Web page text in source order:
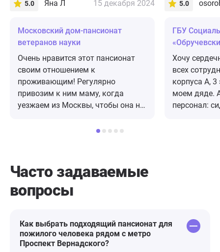
5.0 Яна Л 15 декабря 2024
Московский дом-пансионат
ветеранов науки
Очень нравится этот пансионат
своим отношением к
проживающим! Регулярно
привозим к ним маму, когда
уезжаем из Москвы, чтобы она не
всегда под вниманием врачей,
растений и даже есть птички) Сам
пансионат расположен очень
удобно - в черте Москвы, хорошая
транспортная доступность , но при
после ремонта у них станет еще
лучше! Уверена в этом! Спасибо
всему персоналу! Однозначно
5.0
ГБУ
«Тропарёво»
Хочу
всех
корпуса А, 3 этажа за заботу о
моем дяде.
персонал:
профессионализм!
всем
Часто задаваемые
вопросы
Как выбрать подходящий пансионат для
пожилого человека рядом с метро
Проспект Вернадского?